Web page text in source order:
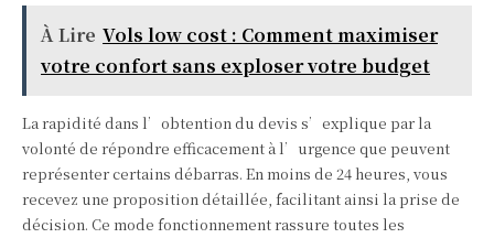
À Lire Vols low cost : Comment maximiser
votre confort sans exploser votre budget
La rapidité dans l’obtention du devis s’explique par la
volonté de répondre efficacement à l’urgence que peuvent
représenter certains débarras. En moins de 24 heures, vous
recevez une proposition détaillée, facilitant ainsi la prise de
décision. Ce mode fonctionnement rassure toutes les